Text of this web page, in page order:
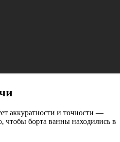
аккуратности и точности —
чтобы борта ванны находились в